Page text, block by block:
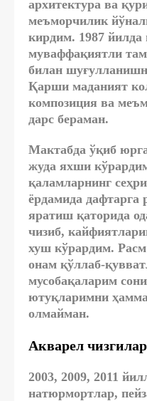
архитектура ва
меъморчилик
кирдим. 1987 йилда
муваффақиятли
билан
Қарши маданият
композиция ва
дарс бераман.
Мактабда ўқиб
жуда яхши
қаламларнинг
ёрдамида дафтарга
яратиш қаторида
чизиб,
хуш кўрардим.
онам қўллаб-
мусобақаларим
ютуқларимни
олмайман.
Акварел
2003, 2009, 2011
натюрмортлар,